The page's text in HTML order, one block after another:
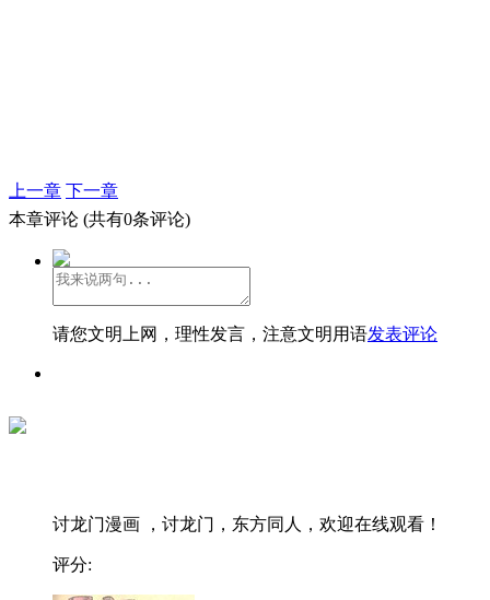
上一章 下一章
本章评论 (共有0条评论)
请您文明上网，理性发言，注意文明用语发表评论
讨龙门漫画 ，讨龙门，东方同人，欢迎在线观看！
评分: